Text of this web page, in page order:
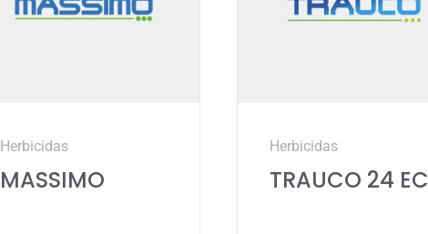
Herbicidas
MASSIMO
Herbicidas
TRAUCO 24 EC